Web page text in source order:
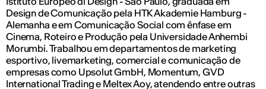
Design de Comunicação pela HTK Akademie Hamburg -
Alemanha e em Comunicação Social com ênfase em
Cinema, Roteiro e Produção pela Universidade Anhembi
Morumbi. Trabalhou em departamentos de marketing
esportivo, livemarketing, comercial e comunicação de
empresas como Upsolut GmbH, Momentum, GVD
International Trading e Meltex Aoy, atendendo entre outras